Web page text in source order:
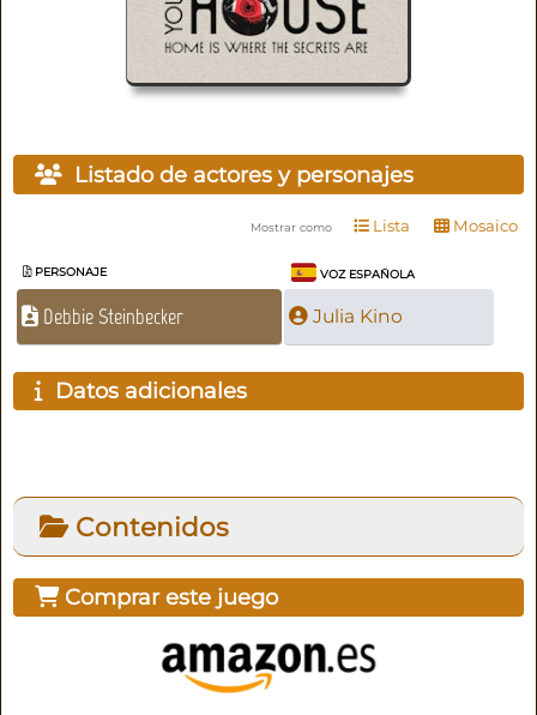
Listado de actores y personajes
Mostrar como Lista Mosaico
PERSONAJE VOZ ESPAÑOLA
Debbie Steinbecker Julia Kino
Datos adicionales
Contenidos
Comprar este juego